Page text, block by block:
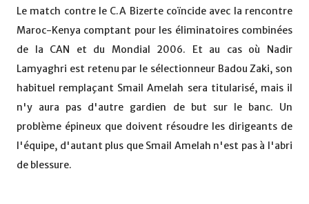
Le match contre le C.A Bizerte coïncide avec la rencontre
Maroc-Kenya comptant pour les éliminatoires combinées
de la CAN et du Mondial 2006. Et au cas où Nadir
Lamyaghri est retenu par le sélectionneur Badou Zaki, son
habituel remplaçant Smail Amelah sera titularisé, mais il
n'y aura pas d'autre gardien de but sur le banc. Un
problème épineux que doivent résoudre les dirigeants de
l'équipe, d'autant plus que Smail Amelah n'est pas à l'abri
de blessure.